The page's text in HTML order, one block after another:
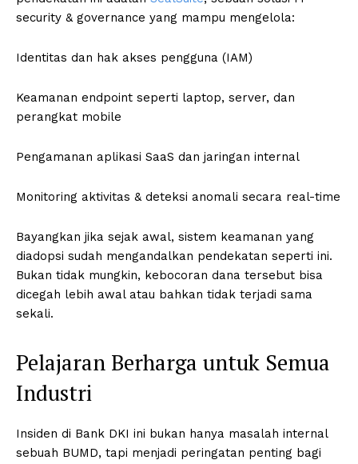
security & governance yang mampu mengelola:
Identitas dan hak akses pengguna (IAM)
Keamanan endpoint seperti laptop, server, dan
perangkat mobile
Pengamanan aplikasi SaaS dan jaringan internal
Monitoring aktivitas & deteksi anomali secara real-time
Bayangkan jika sejak awal, sistem keamanan yang
diadopsi sudah mengandalkan pendekatan seperti ini.
Bukan tidak mungkin, kebocoran dana tersebut bisa
dicegah lebih awal atau bahkan tidak terjadi sama
sekali.
Pelajaran Berharga untuk Semua
Industri
Insiden di Bank DKI ini bukan hanya masalah internal
sebuah BUMD, tapi menjadi peringatan penting bagi